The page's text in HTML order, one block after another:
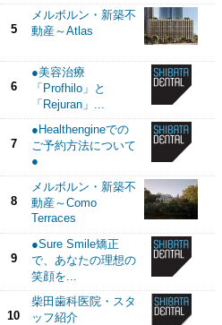
5
メルボルン・新築不
動産～Atlas
6
●美容治療
「Profhilo」と
「Rejuran」...
7
●Healthengineでの
ご予約方法について
●
8
メルボルン・新築不
動産～Como
Terraces
9
●Sure Smile矯正
で、あなたの理想の
笑顔を...
10
柴田歯科医院・スタ
ッフ紹介